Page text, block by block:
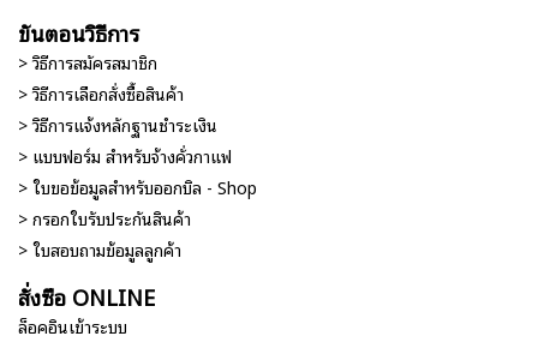
ขั้นตอนวิธีการ
> วิธีการสมัครสมาชิก
> วิธีการเลือกสั่งซื้อสินค้า
> วิธีการแจ้งหลักฐานชำระเงิน
> แบบฟอร์ม สำหรับจ้างคั่วกาแฟ
> ใบขอข้อมูลสำหรับออกบิล - Shop
> กรอกใบรับประกันสินค้า
> ใบสอบถามข้อมูลลูกค้า
สั่งซื้อ ONLINE
ล็อคอินเข้าระบบ